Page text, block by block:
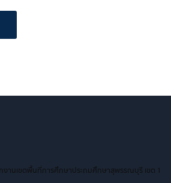
งานเขตพื้นที่การศึกษาประถมศึกษาสุพรรณบุรี เขต 1